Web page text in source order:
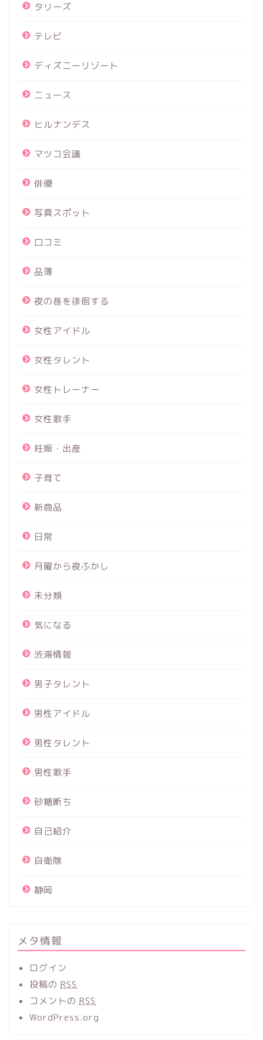
タリーズ
テレビ
ディズニーリゾート
ニュース
ヒルナンデス
マツコ会議
俳優
写真スポット
口コミ
品薄
夜の巷を徘徊する
女性アイドル
女性タレント
女性トレーナー
女性歌手
妊娠・出産
子育て
新商品
日常
月曜から夜ふかし
未分類
気になる
渋滞情報
男子タレント
男性アイドル
男性タレント
男性歌手
砂糖断ち
自己紹介
自衛隊
静岡
メタ情報
ログイン
投稿の RSS
コメントの RSS
WordPress.org